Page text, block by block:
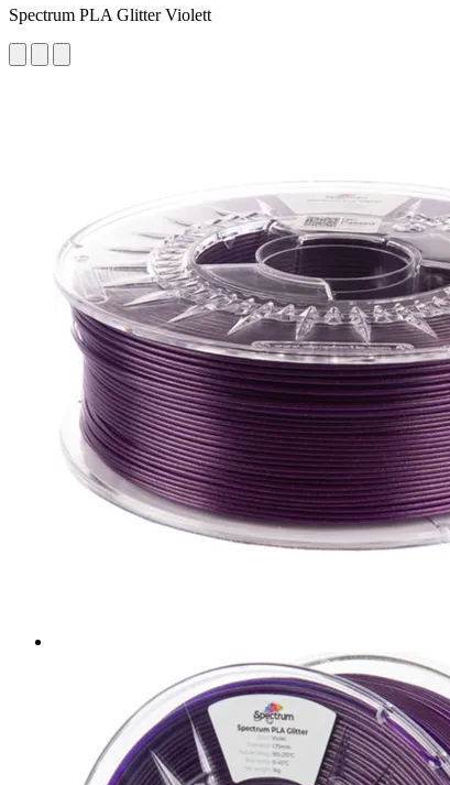
Spectrum PLA Glitter Violett